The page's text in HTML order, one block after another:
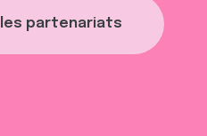
partenariats